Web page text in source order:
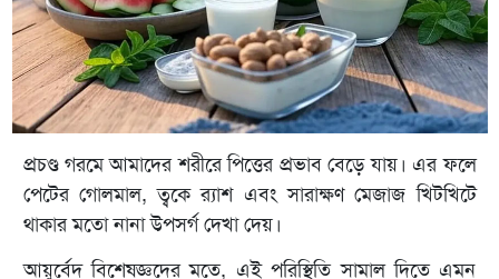
প্রচণ্ড গরমে আমাদের শরীরে পিত্তের প্রভাব বেড়ে যায়। এর ফলে
পেটের গোলমাল, ত্বকে র‍্যাশ এবং সারাক্ষণ মেজাজ খিটখিটে
থাকার মতো নানা উপসর্গ দেখা দেয়।
আয়ুর্বেদ বিশেষজ্ঞদের মতে, এই পরিস্থিতি সামাল দিতে এমন